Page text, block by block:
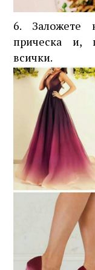
6. Заложете
прическа и,
всички.